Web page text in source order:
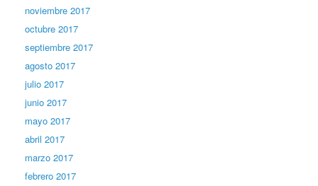
noviembre 2017
octubre 2017
septiembre 2017
agosto 2017
julio 2017
junio 2017
mayo 2017
abril 2017
marzo 2017
febrero 2017